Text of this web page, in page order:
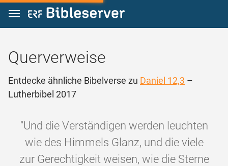
Zum Inhalt springen
Querverweise
Entdecke ähnliche Bibelverse zu Daniel 12,3 –
Lutherbibel 2017
"Und die Verständigen werden leuchten
wie des Himmels Glanz, und die viele
zur Gerechtigkeit weisen, wie die Sterne